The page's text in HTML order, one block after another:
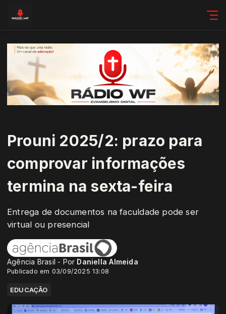
Prouni 2025/2: prazo para
comprovar informações
termina na sexta-feira
Entrega de documentos na faculdade pode ser
virtual ou presencial
Agência Brasil - Por Daniella Almeida
Publicado em 03/09/2025 13:08
EDUCAÇÃO